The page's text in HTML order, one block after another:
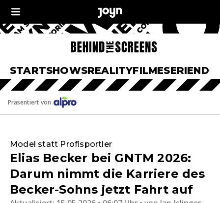
STARTSHOWSREALITYFILMESERIEN
Präsentiert von
Model statt Profisportler
Elias Becker bei GNTM 2026:
Darum nimmt die Karriere des
Becker-Sohns jetzt Fahrt auf